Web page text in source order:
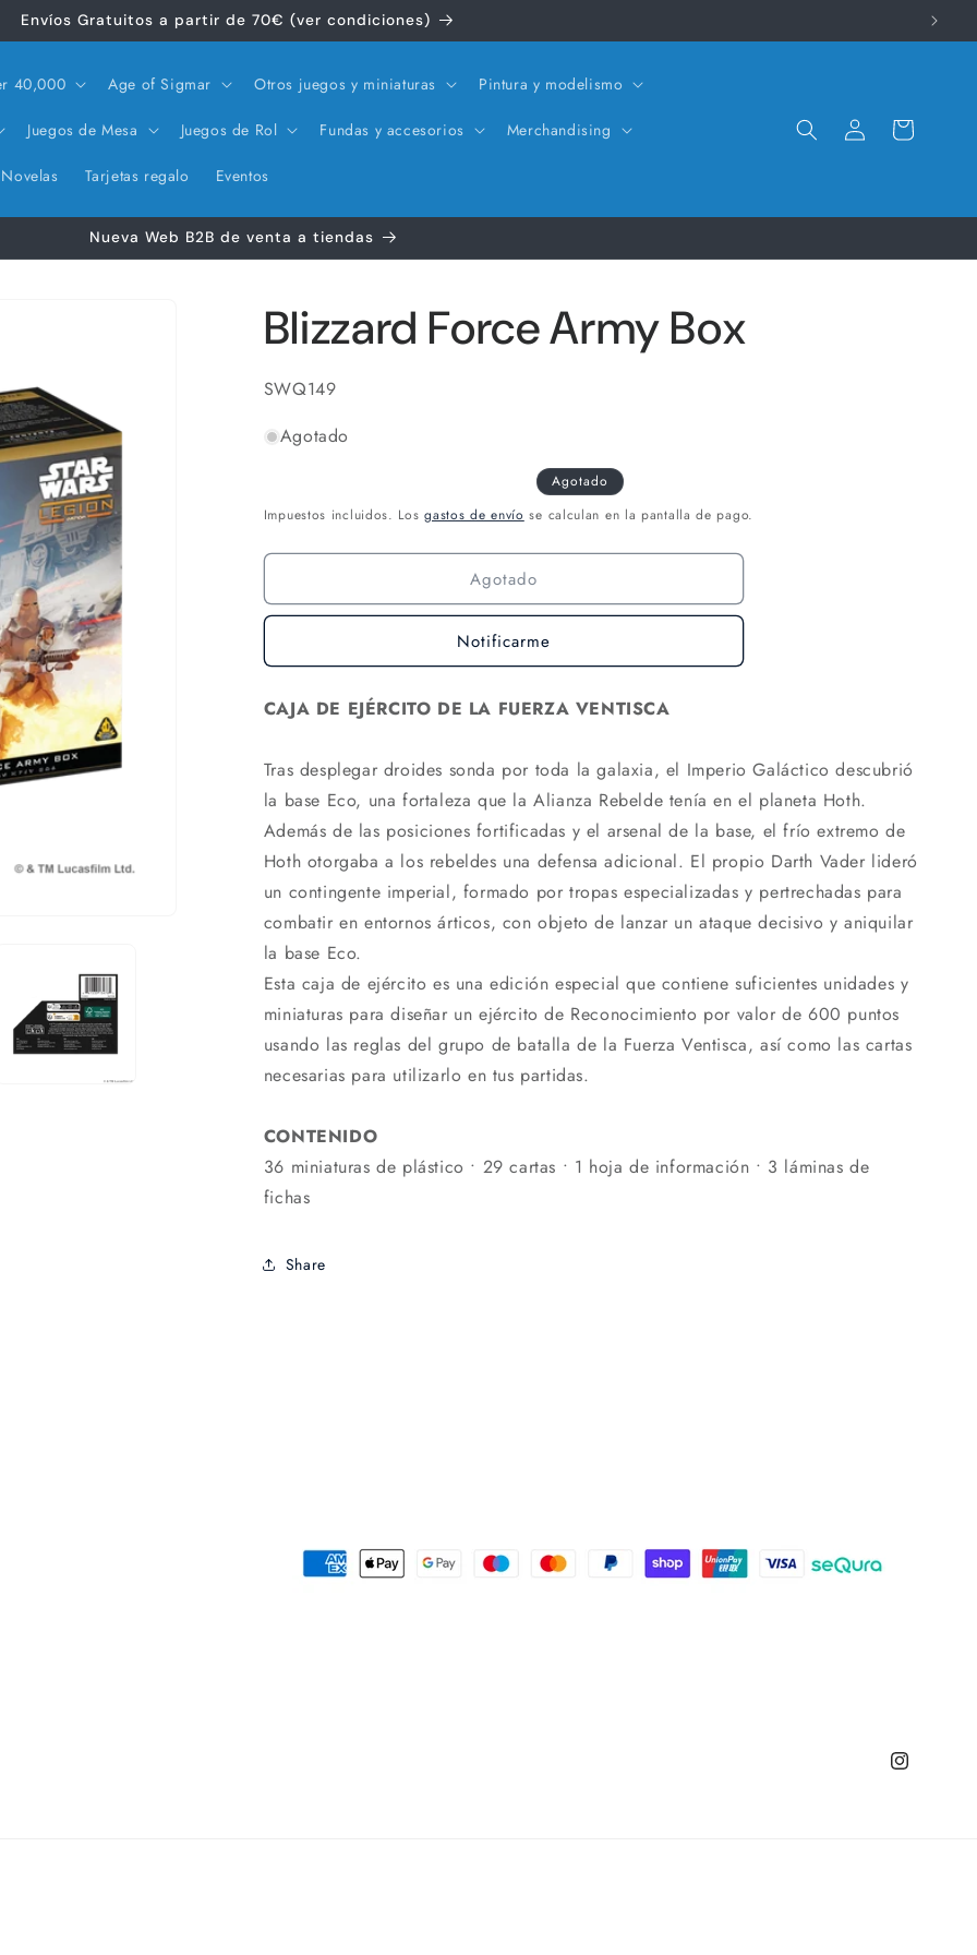
Envíos Gratuitos a partir de 70€ (ver condiciones)
40,000 Age of Sigmar Otros juegos y miniaturas Pintura y modelismo
Juegos de Mesa Juegos de Rol Fundas y accesorios Merchandising
Novelas Tarjetas regalo Eventos
Iniciar
sesión
Carrito
Nueva Web B2B de venta a tiendas
Blizzard Force Army Box
SKU:
SWQ149
Agotado
Agotado
Impuestos incluidos. Losgastos de envío se calculan en la pantalla de pago.
Agotado
Notificarme
CAJA DE EJÉRCITO DE LA FUERZA VENTISCA
Tras desplegar droides sonda por toda la galaxia, el Imperio Galáctico descubrió
la base Eco, una fortaleza que la Alianza Rebelde tenía en el planeta Hoth.
Además de las posiciones fortificadas y el arsenal de la base, el frío extremo de
Hoth otorgaba a los rebeldes una defensa adicional. El propio Darth Vader lideró
un contingente imperial, formado por tropas especializadas y pertrechadas para
combatir en entornos árticos, con objeto de lanzar un ataque decisivo y aniquilar
la base Eco.
Esta caja de ejército es una edición especial que contiene suficientes unidades y
miniaturas para diseñar un ejército de Reconocimiento por valor de 600 puntos
usando las reglas del grupo de batalla de la Fuerza Ventisca, así como las cartas
necesarias para utilizarlo en tus partidas.
CONTENIDO
36 miniaturas de plástico • 29 cartas • 1 hoja de información • 3 láminas de
fichas
Share
Instagram